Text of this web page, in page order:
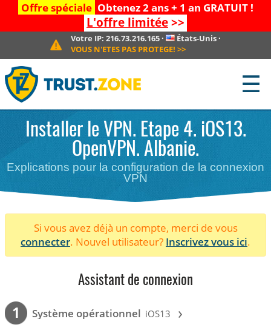
Offre spéciale Obtenez 2 ans + 1 an GRATUIT !
L'offre limitée>>
Votre IP: 216.73.216.165· États-Unis ·
VOUS N'ETES PAS PROTEGE! >>
☰
Installer le VPN. Etape 4. iOS13.
OpenVPN. Albanie.
Explications pour la configuration de la connexion
VPN
Si vous avez déjà un compte, merci de vous
connecter. Nouvel utilisateur? Inscrivez vous ici.
Assistant de connexion
1 Système opérationnel iOS13 ›